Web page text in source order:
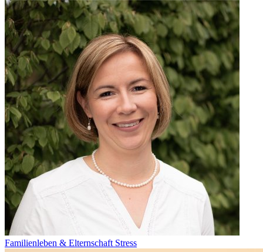
Familienleben & Elternschaft Stress